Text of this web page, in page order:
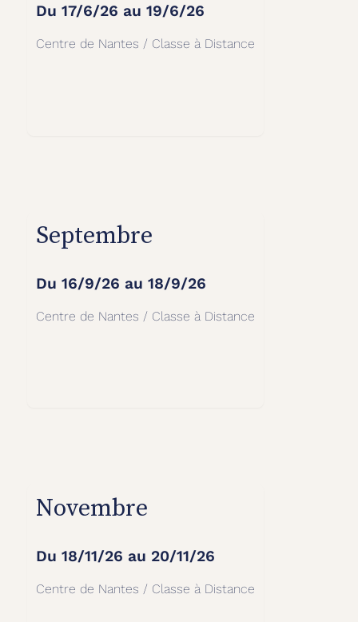
Du 17/6/26 au 19/6/26
Centre de Nantes / Classe à Distance
Septembre
Du 16/9/26 au 18/9/26
Centre de Nantes / Classe à Distance
Novembre
Du 18/11/26 au 20/11/26
Centre de Nantes / Classe à Distance